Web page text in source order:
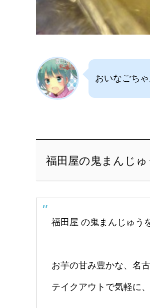
おいなごち
福田屋の鬼まんじゅ
福田屋 の鬼まんじゅう
お芋の甘み豊かな、名
テイクアウトで気軽に